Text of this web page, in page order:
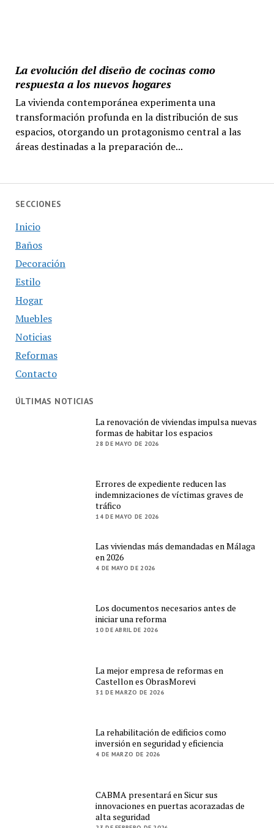
La evolución del diseño de cocinas como
respuesta a los nuevos hogares
La vivienda contemporánea experimenta una
transformación profunda en la distribución de sus
espacios, otorgando un protagonismo central a las
áreas destinadas a la preparación de...
SECCIONES
Inicio
Baños
Decoración
Estilo
Hogar
Muebles
Noticias
Reformas
Contacto
ÚLTIMAS NOTICIAS
La renovación de viviendas impulsa nuevas
formas de habitar los espacios
28 DE MAYO DE 2026
Errores de expediente reducen las
indemnizaciones de víctimas graves de
tráfico
14 DE MAYO DE 2026
Las viviendas más demandadas en Málaga
en 2026
4 DE MAYO DE 2026
Los documentos necesarios antes de
iniciar una reforma
10 DE ABRIL DE 2026
La mejor empresa de reformas en
Castellon es ObrasMorevi
31 DE MARZO DE 2026
La rehabilitación de edificios como
inversión en seguridad y eficiencia
4 DE MARZO DE 2026
CABMA presentará en Sicur sus
innovaciones en puertas acorazadas de
alta seguridad